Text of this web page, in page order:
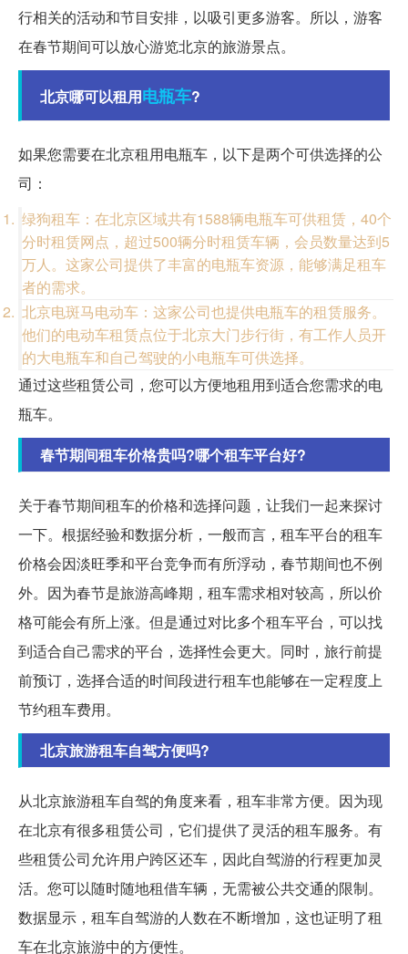
行相关的活动和节目安排，以吸引更多游客。所以，游客
在春节期间可以放心游览北京的旅游景点。
北京哪可以租用电瓶车?
如果您需要在北京租用电瓶车，以下是两个可供选择的公
司：
绿狗租车：在北京区域共有1588辆电瓶车可供租赁，40个
分时租赁网点，超过500辆分时租赁车辆，会员数量达到5
万人。这家公司提供了丰富的电瓶车资源，能够满足租车
者的需求。
北京电斑马电动车：这家公司也提供电瓶车的租赁服务。
他们的电动车租赁点位于北京大门步行街，有工作人员开
的大电瓶车和自己驾驶的小电瓶车可供选择。
通过这些租赁公司，您可以方便地租用到适合您需求的电
瓶车。
春节期间租车价格贵吗?哪个租车平台好?
关于春节期间租车的价格和选择问题，让我们一起来探讨
一下。根据经验和数据分析，一般而言，租车平台的租车
价格会因淡旺季和平台竞争而有所浮动，春节期间也不例
外。因为春节是旅游高峰期，租车需求相对较高，所以价
格可能会有所上涨。但是通过对比多个租车平台，可以找
到适合自己需求的平台，选择性会更大。同时，旅行前提
前预订，选择合适的时间段进行租车也能够在一定程度上
节约租车费用。
北京旅游租车自驾方便吗?
从北京旅游租车自驾的角度来看，租车非常方便。因为现
在北京有很多租赁公司，它们提供了灵活的租车服务。有
些租赁公司允许用户跨区还车，因此自驾游的行程更加灵
活。您可以随时随地租借车辆，无需被公共交通的限制。
数据显示，租车自驾游的人数在不断增加，这也证明了租
车在北京旅游中的方便性。